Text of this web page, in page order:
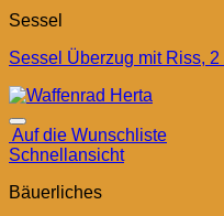
Sessel
Sessel Überzug mit Riss, 2
Auf die Wunschliste
Schnellansicht
Bäuerliches